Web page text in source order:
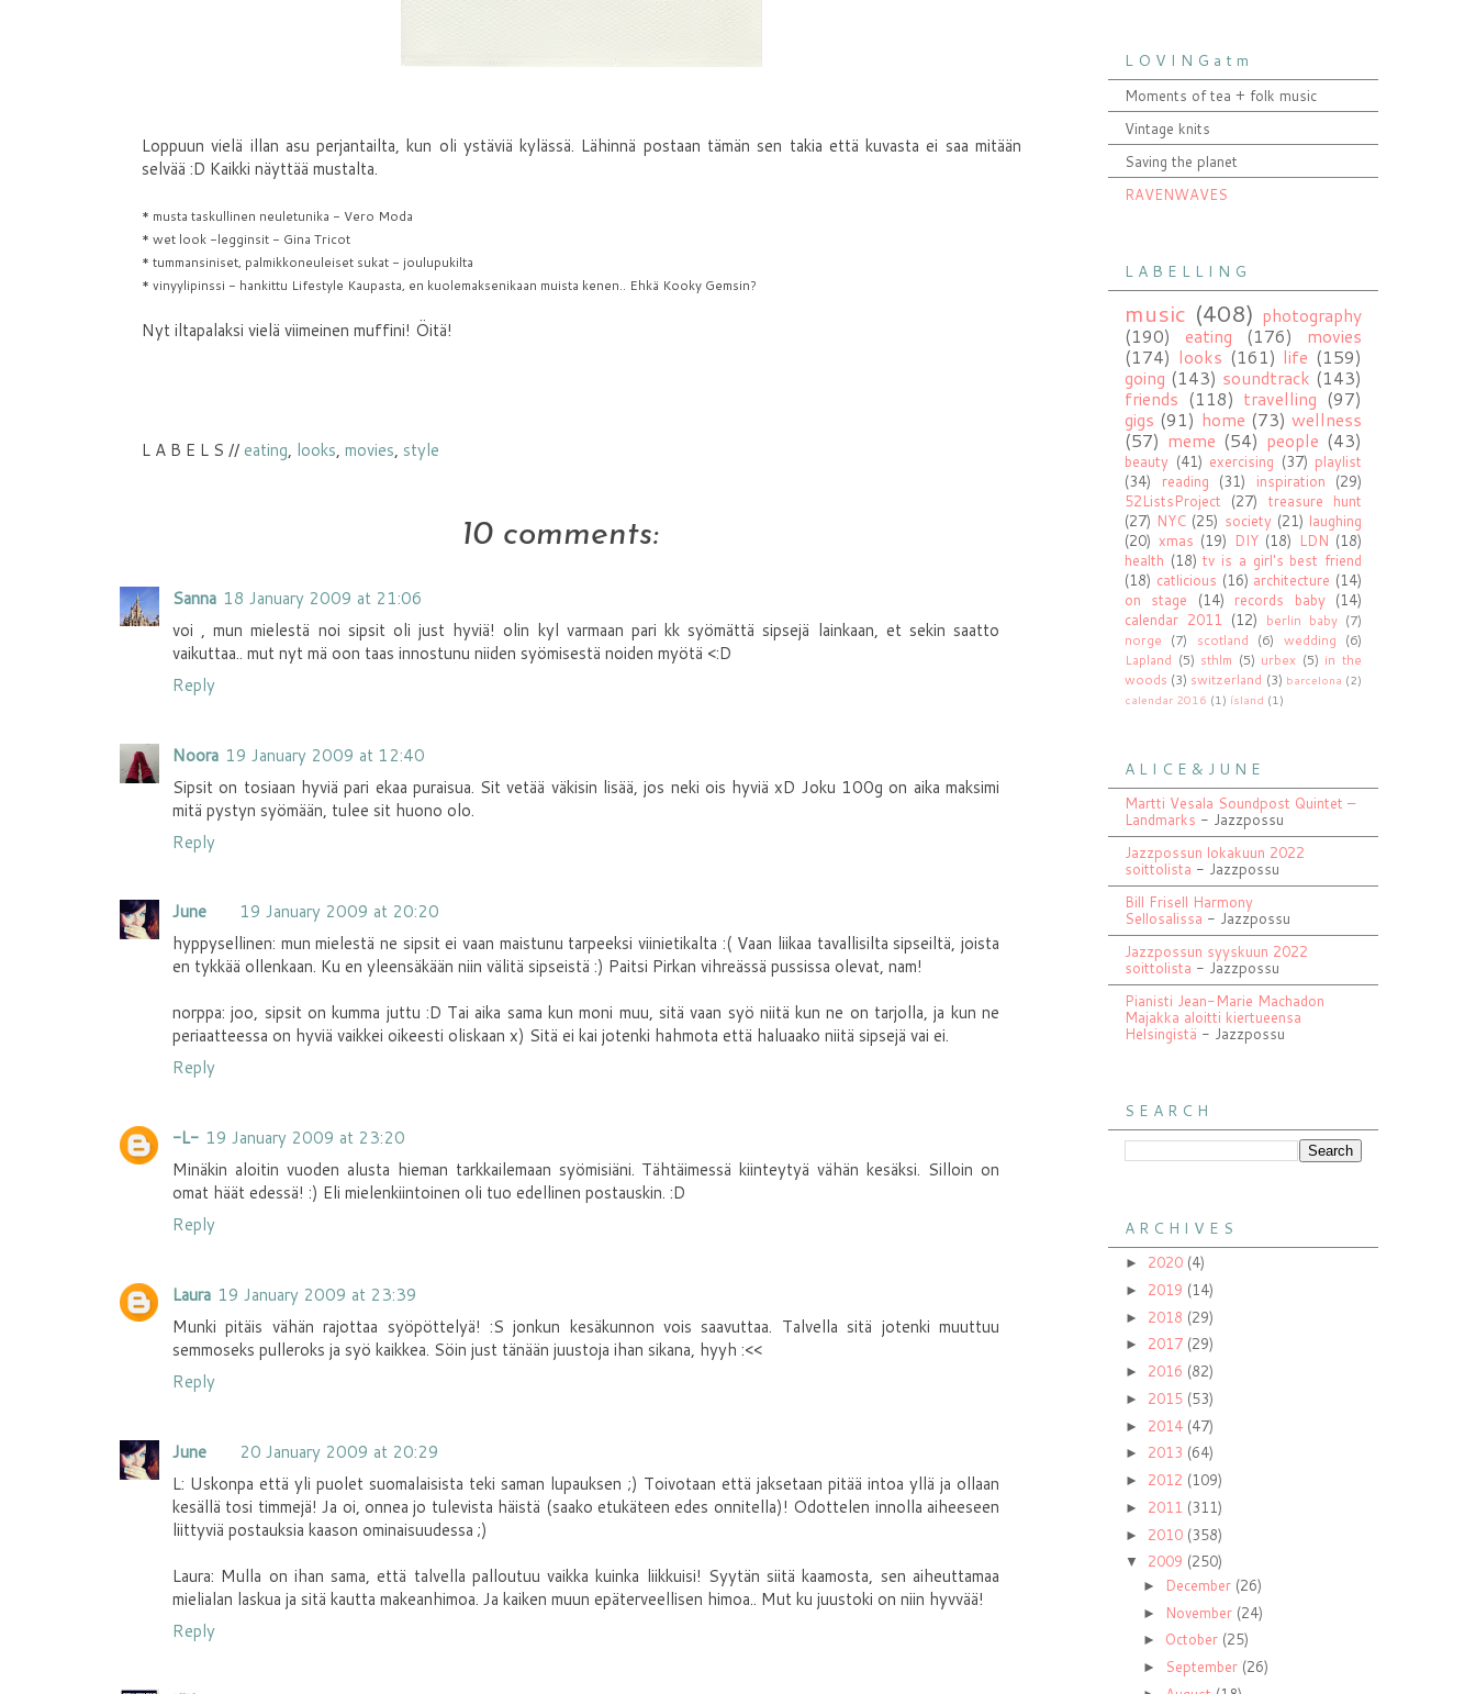
Loppuun vielä illan asu perjantailta, kun oli ystäviä kylässä. Lähinnä postaan tämän sen takia että kuvasta ei saa mitään
selvää :D Kaikki näyttää mustalta.
* musta taskullinen neuletunika - Vero Moda
* wet look -legginsit - Gina Tricot
* tummansiniset, palmikkoneuleiset sukat - joulupukilta
* vinyylipinssi - hankittu Lifestyle Kaupasta, en kuolemaksenikaan muista kenen.. Ehkä Kooky Gemsin?
Nyt iltapalaksi vielä viimeinen muffini! Öitä!
L A B E L S // eating, looks, movies, style
10 comments:
Sanna 18 January 2009 at 21:06
voi , mun mielestä noi sipsit oli just hyviä! olin kyl varmaan pari kk syömättä sipsejä lainkaan, et sekin saatto
vaikuttaa.. mut nyt mä oon taas innostunu niiden syömisestä noiden myötä <:D
Reply
Noora 19 January 2009 at 12:40
Sipsit on tosiaan hyviä pari ekaa puraisua. Sit vetää väkisin lisää, jos neki ois hyviä xD Joku 100g on aika maksimi
mitä pystyn syömään, tulee sit huono olo.
Reply
June
19 January 2009 at 20:20
hyppysellinen: mun mielestä ne sipsit ei vaan maistunu tarpeeksi viinietikalta :( Vaan liikaa tavallisilta sipseiltä, joista
en tykkää ollenkaan. Ku en yleensäkään niin välitä sipseistä :) Paitsi Pirkan vihreässä pussissa olevat, nam!
norppa: joo, sipsit on kumma juttu :D Tai aika sama kun moni muu, sitä vaan syö niitä kun ne on tarjolla, ja kun ne
periaatteessa on hyviä vaikkei oikeesti oliskaan x) Sitä ei kai jotenki hahmota että haluaako niitä sipsejä vai ei.
Reply
-L- 19 January 2009 at 23:20
Minäkin aloitin vuoden alusta hieman tarkkailemaan syömisiäni. Tähtäimessä kiinteytyä vähän kesäksi. Silloin on
omat häät edessä! :) Eli mielenkiintoinen oli tuo edellinen postauskin. :D
Reply
Laura 19 January 2009 at 23:39
Munki pitäis vähän rajottaa syöpöttelyä! :S jonkun kesäkunnon vois saavuttaa. Talvella sitä jotenki muuttuu
semmoseks pulleroks ja syö kaikkea. Söin just tänään juustoja ihan sikana, hyyh :<<
Reply
June
20 January 2009 at 20:29
L: Uskonpa että yli puolet suomalaisista teki saman lupauksen ;) Toivotaan että jaksetaan pitää intoa yllä ja ollaan
kesällä tosi timmejä! Ja oi, onnea jo tulevista häistä (saako etukäteen edes onnitella)! Odottelen innolla aiheeseen
liittyviä postauksia kaason ominaisuudessa ;)
Laura: Mulla on ihan sama, että talvella palloutuu vaikka kuinka liikkuisi! Syytän siitä kaamosta, sen aiheuttamaa
mielialan laskua ja sitä kautta makeanhimoa. Ja kaiken muun epäterveellisen himoa.. Mut ku juustoki on niin hyvvää!
Reply
L O V I N G a t m
Moments of tea + folk music
Vintage knits
Saving the planet
RAVENWAVES
L A B E L L I N G
music (408) photography
(190)
eating (176)
movies
(174) looks (161) life (159)
going (143) soundtrack (143)
friends (118) travelling (97)
gigs (91) home (73) wellness
(57) meme (54) people (43)
beauty (41) exercising (37) playlist
(34)
reading (31) inspiration
(29)
52ListsProject
(27)
treasure hunt
(27) NYC (25) society (21) laughing
(20) xmas (19) DIY (18) LDN (18)
health (18) tv is a girl's best friend
(18) catlicious (16) architecture (14)
on stage
(14) records baby (14)
calendar 2011
(12) berlin baby (7)
norge (7) scotland (6) wedding (6)
Lapland (5) sthlm (5) urbex (5) in the
woods (3) switzerland (3) barcelona (2)
calendar 2016 (1) ísland (1)
A L I C E & J U N E
Martti Vesala Soundpost Quintet –
Landmarks - Jazzpossu
Jazzpossun lokakuun 2022
soittolista - Jazzpossu
Bill Frisell Harmony
Sellosalissa - Jazzpossu
Jazzpossun syyskuun 2022
soittolista - Jazzpossu
Pianisti Jean-Marie Machadon
Majakka aloitti kiertueensa
Helsingistä - Jazzpossu
S E A R C H
A R C H I V E S
► 2020 (4)
► 2019 (14)
► 2018 (29)
► 2017 (29)
► 2016 (82)
► 2015 (53)
► 2014 (47)
► 2013 (64)
► 2012 (109)
► 2011 (311)
► 2010 (358)
▼ 2009 (250)
► December (26)
► November (24)
► October (25)
► September (26)